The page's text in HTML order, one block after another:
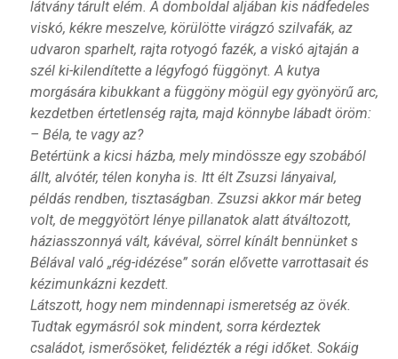
látvány tárult elém. A domboldal aljában kis nádfedeles
viskó, kékre meszelve, körülötte virágzó szilvafák, az
udvaron sparhelt, rajta rotyogó fazék, a viskó ajtaján a
szél ki-kilendítette a légyfogó függönyt. A kutya
morgására kibukkant a függöny mögül egy gyönyörű arc,
kezdetben értetlenség rajta, majd könnybe lábadt öröm:
– Béla, te vagy az?
Betértünk a kicsi házba, mely mindössze egy szobából
állt, alvótér, télen konyha is. Itt élt Zsuzsi lányaival,
példás rendben, tisztaságban. Zsuzsi akkor már beteg
volt, de meggyötört lénye pillanatok alatt átváltozott,
háziasszonnyá vált, kávéval, sörrel kínált bennünket s
Bélával való „rég-idézése” során elővette varrottasait és
kézimunkázni kezdett.
Látszott, hogy nem mindennapi ismeretség az övék.
Tudtak egymásról sok mindent, sorra kérdeztek
családot, ismerősöket, felidézték a régi időket. Sokáig